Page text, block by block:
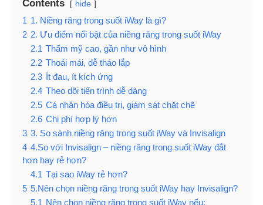
Contents hide
1 1. Niềng răng trong suốt iWay là gì?
2 2. Ưu điểm nổi bật của niềng răng trong suốt iWay
2.1 Thẩm mỹ cao, gần như vô hình
2.2 Thoải mái, dễ tháo lắp
2.3 Ít đau, ít kích ứng
2.4 Theo dõi tiến trình dễ dàng
2.5 Cá nhân hóa điều trị, giám sát chặt chẽ
2.6 Chi phí hợp lý hơn
3 3. So sánh niềng răng trong suốt iWay và Invisalign
4 4.So với Invisalign – niềng răng trong suốt iWay đắt
hơn hay rẻ hơn?
4.1 Tại sao iWay rẻ hơn?
5 5.Nên chọn niềng răng trong suốt iWay hay Invisalign?
5.1 Nên chọn niềng răng trong suốt iWay nếu: